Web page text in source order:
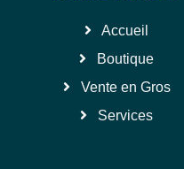
Accueil
Boutique
Vente en Gros
Services